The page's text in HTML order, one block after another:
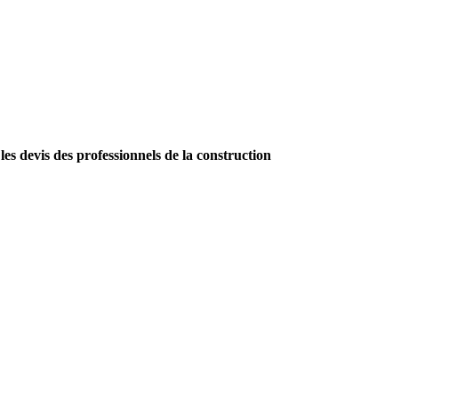
les devis des professionnels de la construction